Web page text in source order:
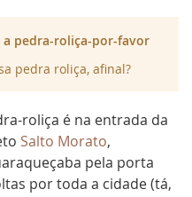
a pedra-roliça-por-favor
pedra roliça, afinal?
roliça é na entrada da
Salto Morato,
pela porta
por toda a cidade (tá,